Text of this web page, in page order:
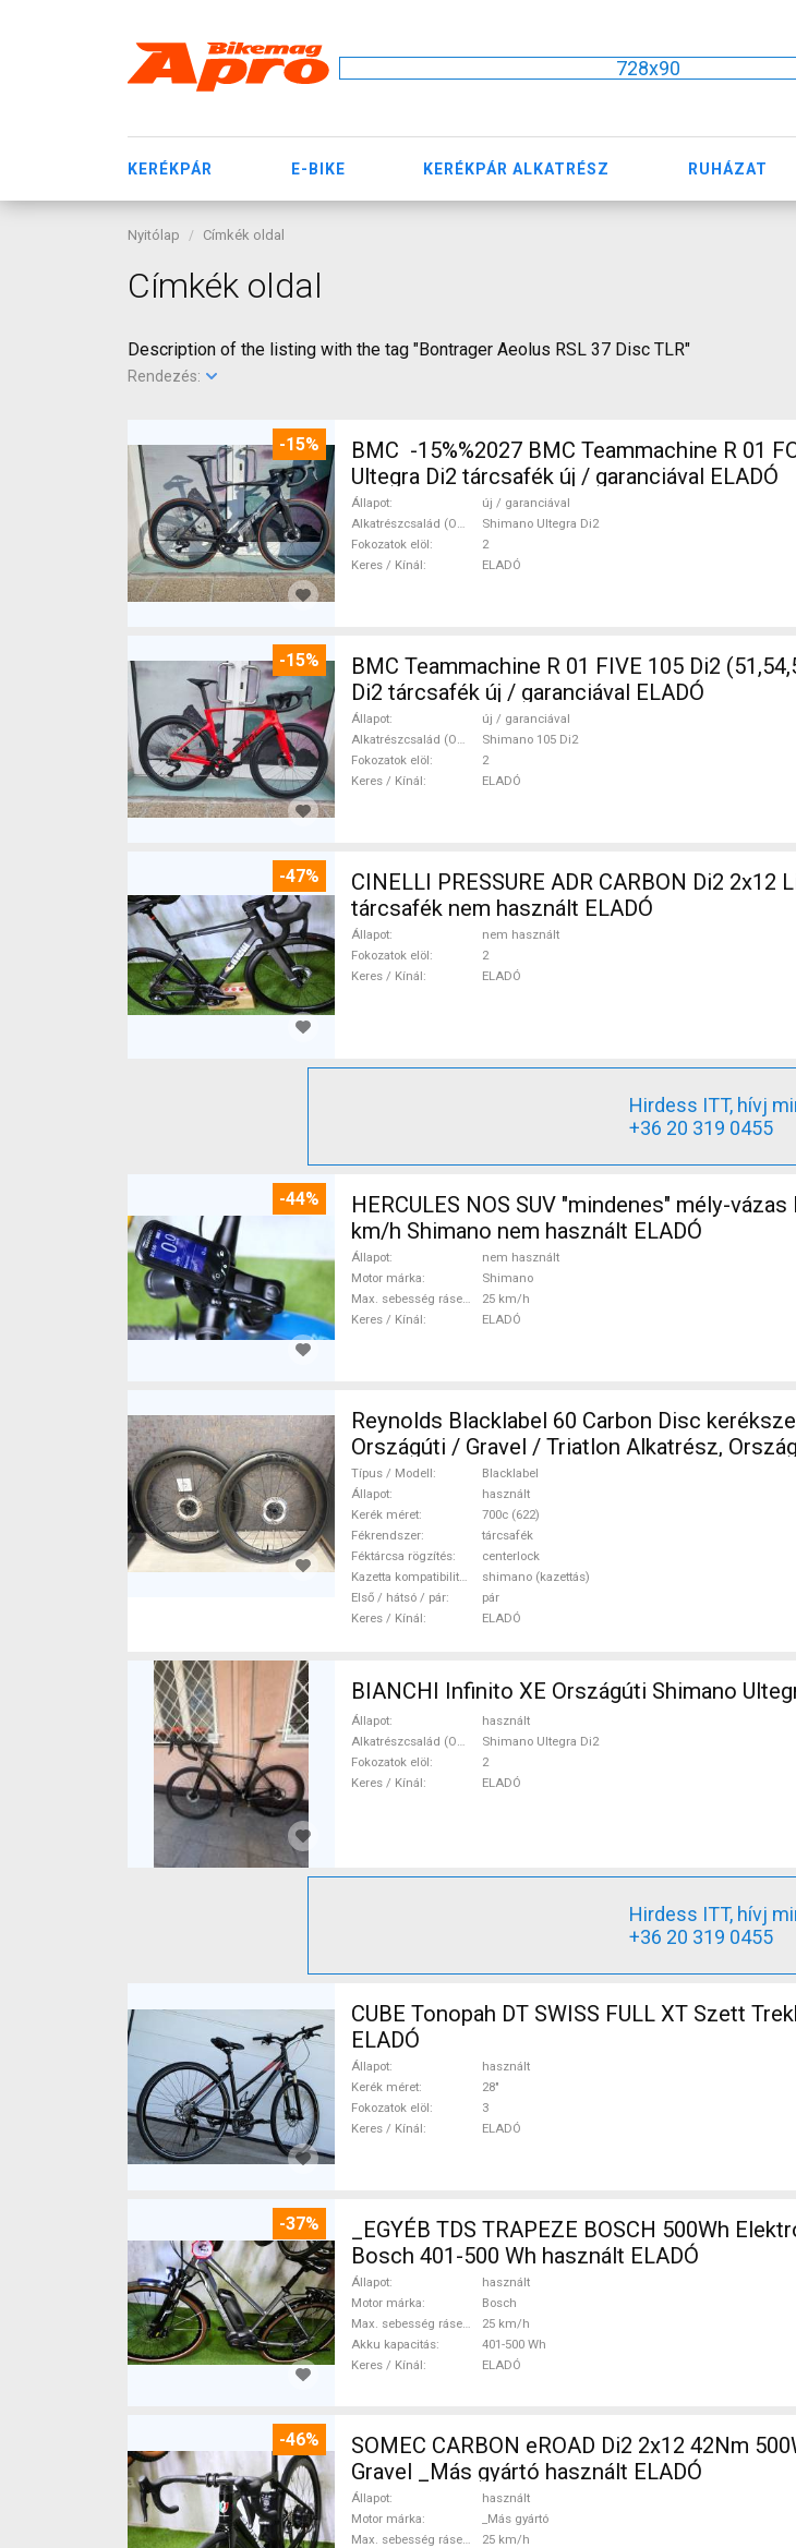
728x90
KERÉKPÁR E-BIKE KERÉKPÁR ALKATRÉSZ RUHÁZAT
Nyitólap Címkék oldal
Címkék oldal
Description of the listing with the tag "Bontrager Aeolus RSL 37 Disc TLR"
Rendezés:
-15%
BMC -15%%2027 BMC Teammachine R 01
Ultegra Di2 tárcsafék új / garanciával ELADÓ
Állapot
új / garanciával
Alkatrészcsalád (Outi)
Shimano Ultegra Di2
Fokozatok elöl
2
Keres / Kínál
ELADÓ
-15%
BMC Teammachine R 01 FIVE 105 Di2
Di2 tárcsafék új / garanciával ELADÓ
Állapot
új / garanciával
Alkatrészcsalád (Outi)
Shimano 105 Di2
Fokozatok elöl
2
Keres / Kínál
ELADÓ
-47%
CINELLI PRESSURE ADR CARBON Di2
tárcsafék nem használt ELADÓ
Állapot
nem használt
Fokozatok elöl
2
Keres / Kínál
ELADÓ
Hirdess ITT, hívj
+36 20 319 0455
-44%
HERCULES NOS SUV "mindenes" mély-
km/h Shimano nem használt ELADÓ
Állapot
nem használt
Motor márka
Shimano
Max. sebesség rásegítéssel
25 km/h
Keres / Kínál
ELADÓ
Reynolds Blacklabel 60 Carbon Disc
Országúti / Gravel / Triatlon Alkatrész, Országúti Kerék / Felni / Gumi
(622) használt ELADÓ
Típus / Modell
Blacklabel
Állapot
használt
Kerék méret
700c (622)
Fékrendszer
tárcsafék
Féktárcsa rögzítés
centerlock
Kazetta kompatibilitás
shimano (kazettás)
Első / hátsó / pár
pár
Keres / Kínál
ELADÓ
BIANCHI Infinito XE Országúti Shimano
Állapot
használt
Alkatrészcsalád (Outi)
Shimano Ultegra Di2
Fokozatok elöl
2
Keres / Kínál
ELADÓ
Hirdess ITT, hívj
+36 20 319 0455
CUBE Tonopah DT SWISS FULL XT Szett
ELADÓ
Állapot
használt
Kerék méret
28"
Fokozatok elöl
3
Keres / Kínál
ELADÓ
-37%
_EGYÉB TDS TRAPEZE BOSCH 500Wh
Bosch 401-500 Wh használt ELADÓ
Állapot
használt
Motor márka
Bosch
Max. sebesség rásegítéssel
25 km/h
Akku kapacitás
401-500 Wh
Keres / Kínál
ELADÓ
-46%
SOMEC CARBON eROAD Di2 2x12 42Nm
Gravel _Más gyártó használt ELADÓ
Állapot
használt
Motor márka
_Más gyártó
Max. sebesség rásegítéssel
25 km/h